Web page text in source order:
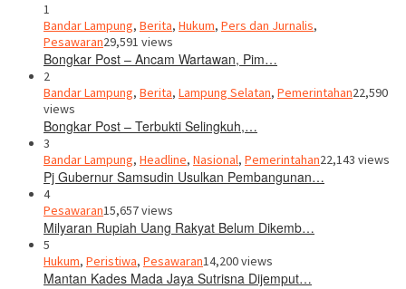
1
Bandar Lampung, Berita, Hukum, Pers dan Jurnalis,
Pesawaran29,591 views
Bongkar Post – Ancam Wartawan, Pim…
2
Bandar Lampung, Berita, Lampung Selatan, Pemerintahan22,590
views
Bongkar Post – Terbukti Selingkuh,…
3
Bandar Lampung, Headline, Nasional, Pemerintahan22,143 views
Pj Gubernur Samsudin Usulkan Pembangunan…
4
Pesawaran15,657 views
Milyaran Rupiah Uang Rakyat Belum Dikemb…
5
Hukum, Peristiwa, Pesawaran14,200 views
Mantan Kades Mada Jaya Sutrisna Dijemput…